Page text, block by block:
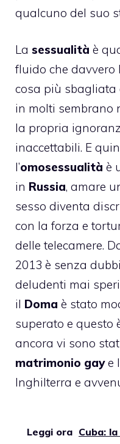
qualcuno del suo
La sessualità è
fluido che davvero
cosa più sbagliata
in molti sembrano
la propria
inaccettabili. E
l’omosessualità è
in Russia, amare
sesso diventa
con la forza e
delle telecamere.
2013 è senza
deludenti mai
il Doma è stato
superato e questo
ancora vi sono
matrimonio gaye
Inghilterra e
Leggi ora Cuba: